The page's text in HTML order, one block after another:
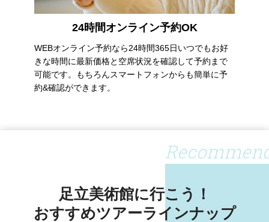
24時間オンライン予約OK
WEBオンライン予約なら24時間365日いつでもお好
きな時間に最新価格と空席状況を確認して予約まで
可能です。もちろんスマートフォンからも簡単に予
約&確認ができます。
足立美術館に行こう！
おすすめツアーラインナップ